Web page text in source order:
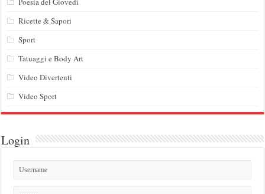
Ricette & Sapori
Sport
Tatuaggi e Body Art
Video Divertenti
Video Sport
Login